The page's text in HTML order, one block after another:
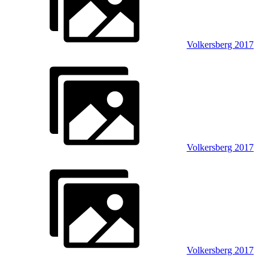
Volkersberg 2017
Volkersberg 2017
Volkersberg 2017